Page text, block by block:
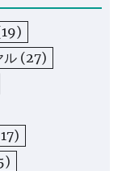
ル (27)